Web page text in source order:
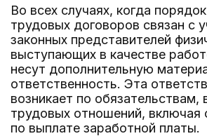
Во всех случаях, когда
трудовых договоров связан с
законных представителей
выступающих в качестве
несут дополнительную
ответственность. Эта
возникает по
трудовых отношений, включая
по выплате заработной платы.